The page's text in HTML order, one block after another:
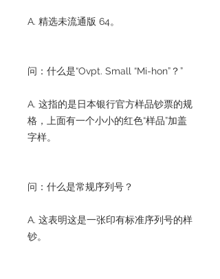
A. 精选未流通版 64。
问：什么是“Ovpt. Small “Mi-hon”？”
A. 这指的是日本银行官方样品钞票的规
格，上面有一个小小的红色“样品”加盖
字样。
问：什么是常规序列号？
A. 这表明这是一张印有标准序列号的样
钞。